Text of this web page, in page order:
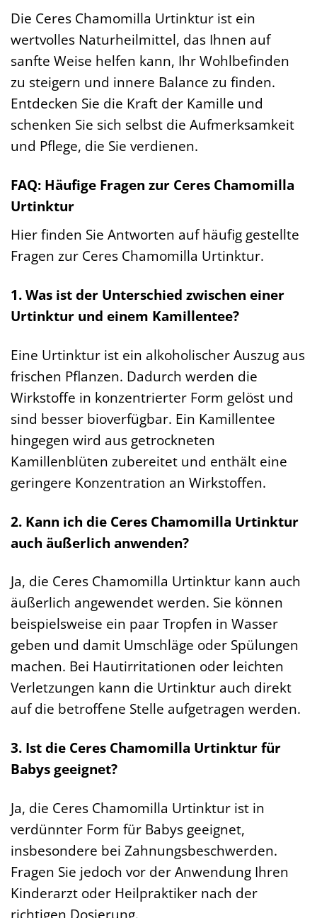
Die Ceres Chamomilla Urtinktur ist ein
wertvolles Naturheilmittel, das Ihnen auf
sanfte Weise helfen kann, Ihr Wohlbefinden
zu steigern und innere Balance zu finden.
Entdecken Sie die Kraft der Kamille und
schenken Sie sich selbst die Aufmerksamkeit
und Pflege, die Sie verdienen.
FAQ: Häufige Fragen zur Ceres Chamomilla
Urtinktur
Hier finden Sie Antworten auf häufig gestellte
Fragen zur Ceres Chamomilla Urtinktur.
1. Was ist der Unterschied zwischen einer
Urtinktur und einem Kamillentee?
Eine Urtinktur ist ein alkoholischer Auszug aus
frischen Pflanzen. Dadurch werden die
Wirkstoffe in konzentrierter Form gelöst und
sind besser bioverfügbar. Ein Kamillentee
hingegen wird aus getrockneten
Kamillenblüten zubereitet und enthält eine
geringere Konzentration an Wirkstoffen.
2. Kann ich die Ceres Chamomilla Urtinktur
auch äußerlich anwenden?
Ja, die Ceres Chamomilla Urtinktur kann auch
äußerlich angewendet werden. Sie können
beispielsweise ein paar Tropfen in Wasser
geben und damit Umschläge oder Spülungen
machen. Bei Hautirritationen oder leichten
Verletzungen kann die Urtinktur auch direkt
auf die betroffene Stelle aufgetragen werden.
3. Ist die Ceres Chamomilla Urtinktur für
Babys geeignet?
Ja, die Ceres Chamomilla Urtinktur ist in
verdünnter Form für Babys geeignet,
insbesondere bei Zahnungsbeschwerden.
Fragen Sie jedoch vor der Anwendung Ihren
Kinderarzt oder Heilpraktiker nach der